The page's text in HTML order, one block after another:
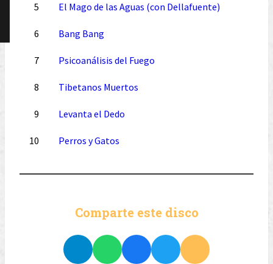
5 El Mago de las Aguas (con Dellafuente)
6 Bang Bang
7 Psicoanálisis del Fuego
8 Tibetanos Muertos
9 Levanta el Dedo
10 Perros y Gatos
Comparte este disco